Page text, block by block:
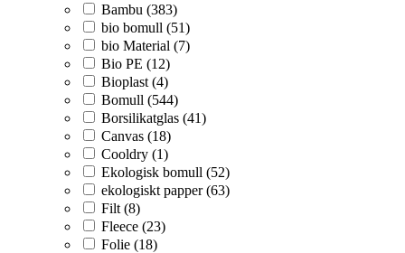
Bambu (383)
bio bomull (51)
bio Material (7)
Bio PE (12)
Bioplast (4)
Bomull (544)
Borsilikatglas (41)
Canvas (18)
Cooldry (1)
Ekologisk bomull (52)
ekologiskt papper (63)
Filt (8)
Fleece (23)
Folie (18)